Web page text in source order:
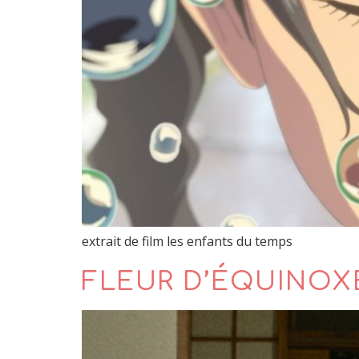
extrait de film les enfants du temps
FLEUR